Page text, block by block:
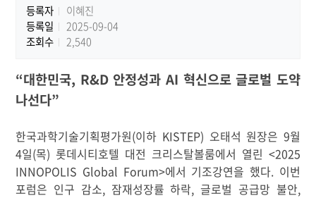
등록자
이혜진
등록일
2025-09-04
조회수
2,540
“대한민국, R&D 안정성과 AI 혁신으로 글로벌 도약
나선다”
한국과학기술기획평가원(이하 KISTEP) 오태석 원장은 9월
4일(목)롯데시티호텔 대전 크리스탈볼룸에서 열린 <2025
INNOPOLIS Global Forum>에서 기조강연을 했다. 이번
포럼은 인구 감소, 잠재성장률 하락,글로벌 공급망 불안,